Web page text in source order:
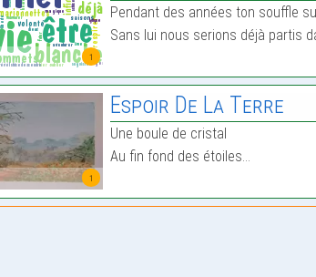
1
Pendant des années ton souffle
Sans lui nous serions déjà partis
1
Espoir De La Terre
Une boule de cristal
Au fin fond des étoiles…